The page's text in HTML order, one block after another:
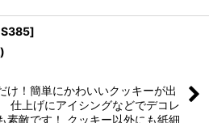
]
け！簡単にかわいいクッキーが出
仕上げにアイシングなどでデコレ
素敵です！ クッキー以外にも紙細